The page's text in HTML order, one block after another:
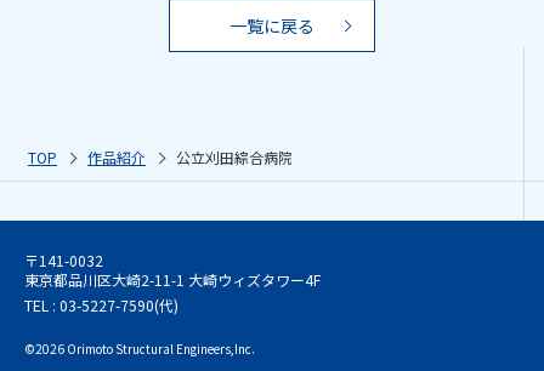
一覧に戻る
TOP 作品紹介 公立刈田綜合病院
〒141-0032
東京都品川区大崎2-11-1 大崎ウィズタワー4F
TEL : 03-5227-7590(代)
©2026 Orimoto Structural Engineers,Inc.